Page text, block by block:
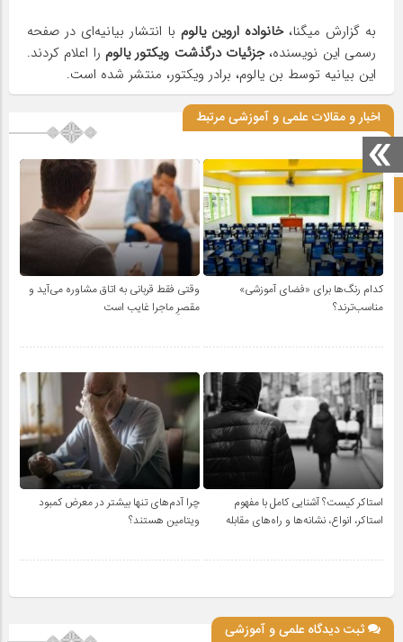
صفحه نخست آکادمی علمی
به گزارش میگنا،خانواده اروین یالوم با انتشار بیانیه‌ای در صفحه
رسمی این نویسنده،جزئیات درگذشت ویکتور یالوم را اعلام کردند.
این بیانیه توسط بن یالوم، برادر ویکتور، منتشر شده است.
اخبار و مقالات علمی و آموزشی مرتبط
کدام رنگ‌ها برای «فضای آموزشی»
مناسب‌ترند؟
وقتی فقط قربانی به اتاق مشاوره می‌آید و
مقصرِ ماجرا غایب است
استاکر کیست؟ آشنایی کامل با مفهوم
استاکر، انواع، نشانه‌ها و راه‌های مقابله
چرا آدم‌های تنها بیشتر در معرض کمبود
ویتامین هستند؟
ثبت دیدگاه علمی و آموزشی